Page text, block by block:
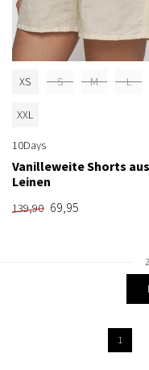
XS S M L
XXL
10Days
Vanilleweite Shorts aus
Leinen
139,90 69,95
1